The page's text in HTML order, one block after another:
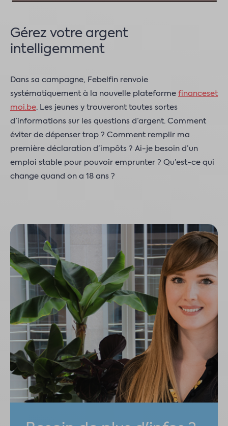
Gérez votre argent
intelligemment
Dans sa campagne, Febelfin renvoie
systématiquement à la nouvelle plateforme financeset
moi.be. Les jeunes y trouveront toutes sortes
d’informations sur les questions d’argent. Comment
éviter de dépenser trop ? Comment remplir ma
première déclaration d’impôts ? Ai-je besoin d’un
emploi stable pour pouvoir emprunter ? Qu’est-ce qui
change quand on a 18 ans ?